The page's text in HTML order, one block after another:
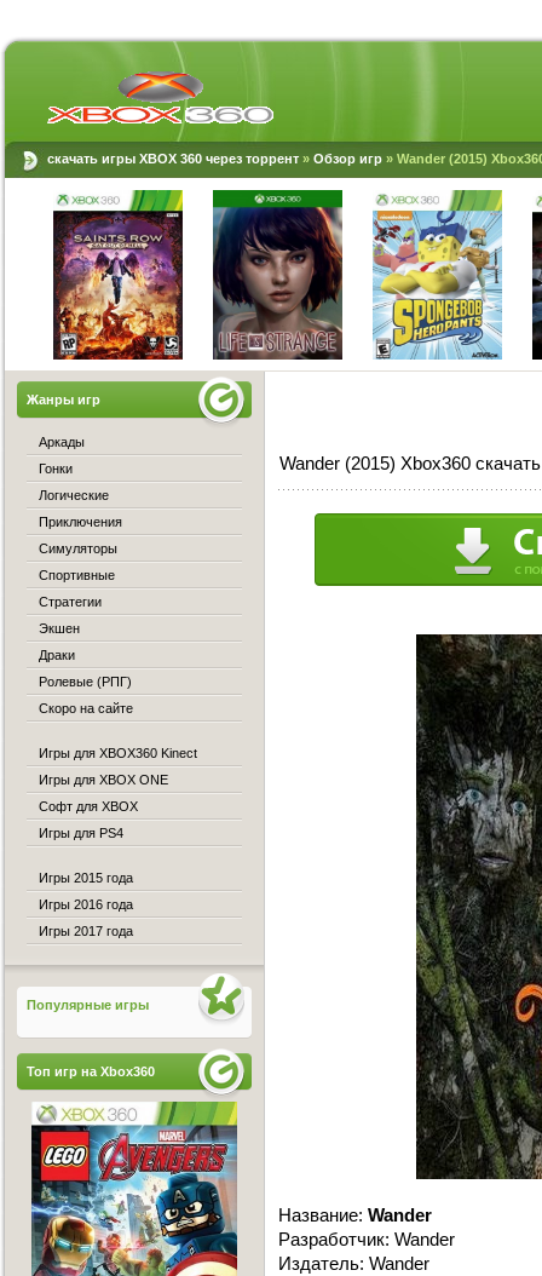
скачать игры XBOX 360 через торрент » Обзор игр » Wander (2015)
Wander (2015) Xbox360
Название: Wander
Разработчик: Wander
Издатель: Wander
Жанры игр
Аркады
Гонки
Логические
Приключения
Симуляторы
Спортивные
Стратегии
Экшен
Драки
Ролевые (РПГ)
Скоро на сайте
Игры для XBOX360 Kinect
Игры для XBOX ONE
Софт для XBOX
Игры для PS4
Игры 2015 года
Игры 2016 года
Игры 2017 года
Популярные игры
Топ игр на Xbox360